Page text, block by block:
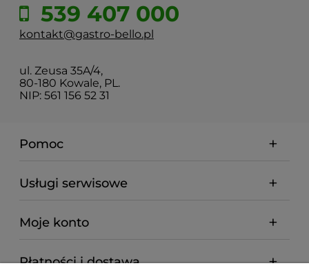
539 407 000
kontakt@gastro-bello.pl
ul. Zeusa 35A/4,
80-180 Kowale, PL.
NIP: 561 156 52 31
Pomoc
Usługi serwisowe
Moje konto
Płatności i dostawa